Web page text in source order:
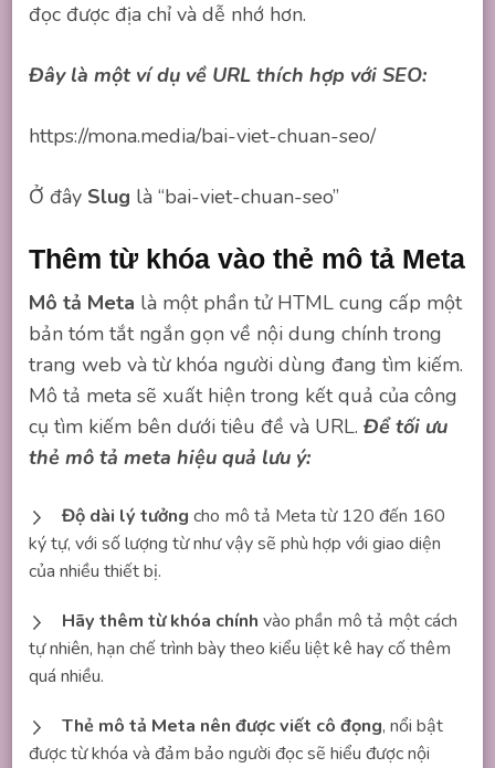
đọc được địa chỉ và dễ nhớ hơn.
Đây là một ví dụ về URL thích hợp với SEO:
https://mona.media/bai-viet-chuan-seo/
Ở đây Slug là “bai-viet-chuan-seo”
Thêm từ khóa vào thẻ mô tả Meta
Mô tả Meta là một phần tử HTML cung cấp một
bản tóm tắt ngắn gọn về nội dung chính trong
trang web và từ khóa người dùng đang tìm kiếm.
Mô tả meta sẽ xuất hiện trong kết quả của công
cụ tìm kiếm bên dưới tiêu đề và URL.Để tối ưu
thẻ mô tả meta hiệu quả lưu ý:
Độ dài lý tưởng cho mô tả Meta từ 120 đến 160
ký tự, với số lượng từ như vậy sẽ phù hợp với giao diện
của nhiều thiết bị.
Hãy thêm từ khóa chính vào phần mô tả một cách
tự nhiên, hạn chế trình bày theo kiểu liệt kê hay cố thêm
quá nhiều.
Thẻ mô tả Meta nên được viết cô đọng, nổi bật
được từ khóa và đảm bảo người đọc sẽ hiểu được nội